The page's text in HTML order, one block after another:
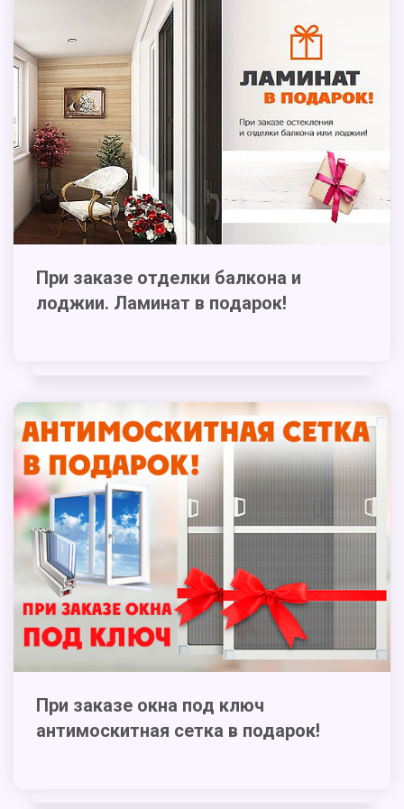
При заказе отделки балкона и
лоджии. Ламинат в подарок!
При заказе окна под ключ
антимоскитная сетка в подарок!